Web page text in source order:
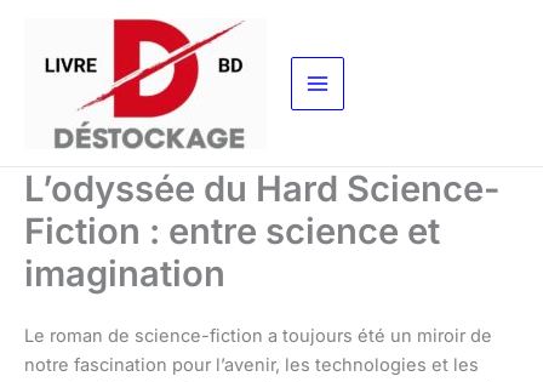
contenu
L’odyssée du Hard Science-
Fiction : entre science et
imagination
Le roman de science-fiction a toujours été un miroir de
notre fascination pour l’avenir, les technologies et les